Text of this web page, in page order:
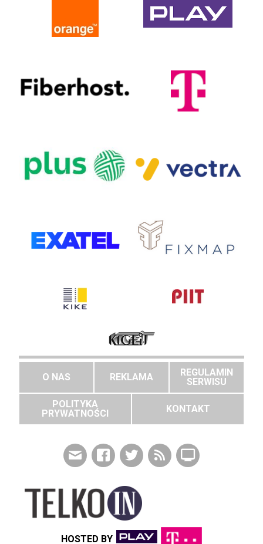
O NAS REKLAMA
REGULAMIN
SERWISU
POLITYKA
PRYWATNOŚCI
KONTAKT
HOSTED BY